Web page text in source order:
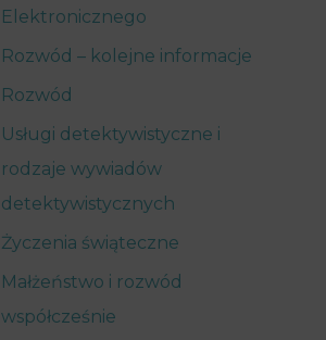
Elektronicznego
Rozwód – kolejne informacje
Rozwód
Usługi detektywistyczne i
rodzaje wywiadów
detektywistycznych
Życzenia świąteczne
Małżeństwo i rozwód
współcześnie